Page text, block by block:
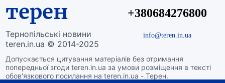
терен
Тернопільські новини
teren.in.ua © 2014-2025
Допускається цитування матеріалів без отримання
попередньої згоди teren.in.ua за умови розміщення в тексті
обов'язкового посилання на teren.in.ua - Терен.
+380684276800
info@teren.in.ua